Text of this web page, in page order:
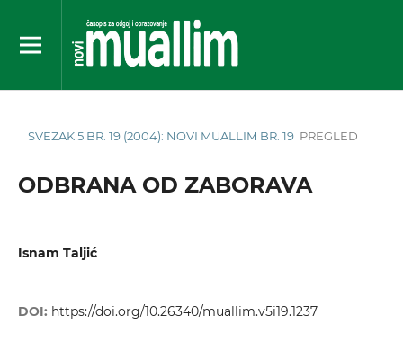
SVEZAK 5 BR. 19 (2004): NOVI MUALLIM BR. 19 PREGLED
ODBRANA OD ZABORAVA
Isnam Taljić
DOI: https://doi.org/10.26340/muallim.v5i19.1237